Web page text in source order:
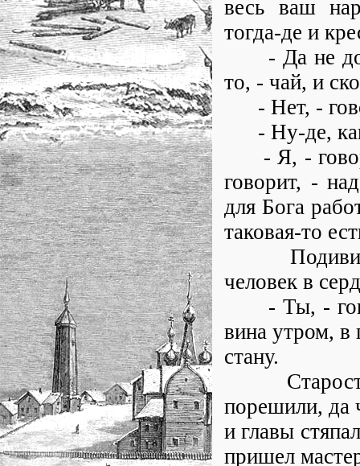
весь ваш
тогда-де и
- Да не
то, - чай, и
- Нет, -
- Ну-де,
- Я, -
говорит, -
для Бога
таковая-то
Подивился
человек в
- Ты, -
вина утром, в
стану.
Староста
порешили, да
и главы
пришел